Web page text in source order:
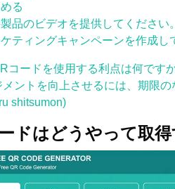
る
品のビデオを提供してください。
ティングキャンペーンを作成し
コードを使用する利点は何です
ントを向上させるには、期限
shitsumon)
ドはどうやって取